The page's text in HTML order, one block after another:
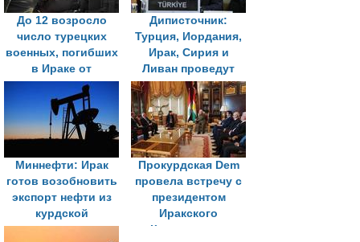
До 12 возросло
число турецких
военных, погибших
в Ираке от
отравления
метаном
Диписточник:
Турция, Иордания,
Ирак, Сирия и
Ливан проведут
совместные
переговоры по
вопросам
безопасности
Миннефти: Ирак
готов возобновить
экспорт нефти из
курдской
автономии в
Прокурдская Dem
провела встречу с
президентом
Иракского
Курдистана в